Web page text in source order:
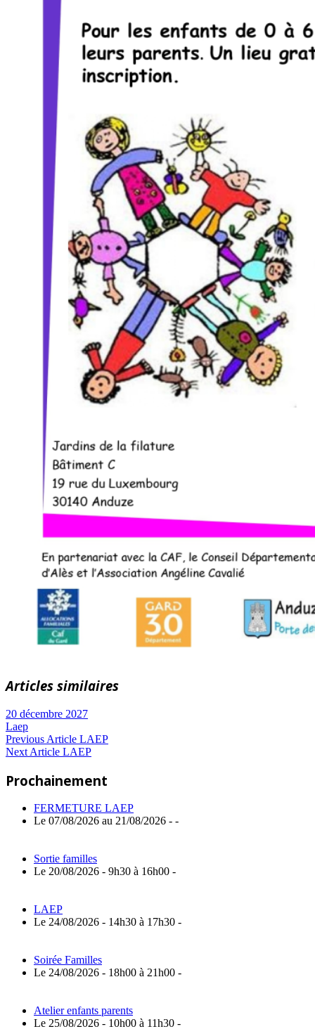
Articles similaires
20 décembre 2027
Laep
Navigation
l’article
Previous ArticlePrevious
Post:
LAEP
Next ArticleNext
LAEP
Prochainement
FERMETURE LAEP
Le 07/08/2026 au 21/08/2026 - -
Sortie familles
Le 20/08/2026 - 9h30 à 16h00 -
LAEP
Le 24/08/2026 - 14h30 à 17h30 -
Soirée Familles
Le 24/08/2026 - 18h00 à 21h00 -
Atelier enfants parents
Le 25/08/2026 - 10h00 à 11h30 -